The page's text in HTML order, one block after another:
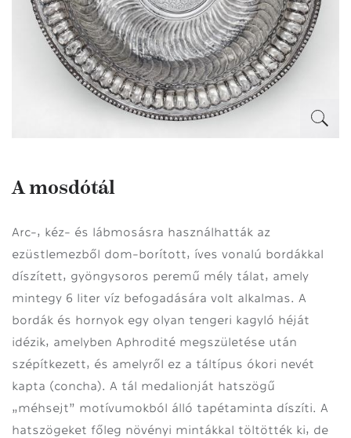
A mosdótál
Arc-, kéz- és lábmosásra használhatták az
ezüstlemezből dom-borított, íves vonalú bordákkal
díszített, gyöngysoros peremű mély tálat, amely
mintegy 6 liter víz befogadására volt alkalmas. A
bordák és hornyok egy olyan tengeri kagyló héját
idézik, amelyben Aphrodité megszületése után
szépítkezett, és amelyről ez a táltípus ókori nevét
kapta (concha). A tál medalionját hatszögű
„méhsejt” motívumokból álló tapétaminta díszíti. A
hatszögeket főleg növényi mintákkal töltötték ki, de